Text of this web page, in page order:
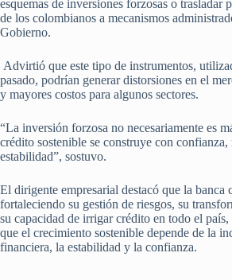
esquemas de inversiones forzosas o trasladar
de los colombianos a mecanismos
Gobierno.
Advirtió que este tipo de instrumentos,
pasado, podrían generar distorsiones en el
y mayores costos para algunos sectores.
“La inversión forzosa no necesariamente es
crédito sostenible se construye con confianza,
estabilidad”, sostuvo.
El dirigente empresarial destacó que la banca
fortaleciendo su gestión de riesgos, su
su capacidad de irrigar crédito en todo el
que el crecimiento sostenible depende de la
financiera, la estabilidad y la confianza.